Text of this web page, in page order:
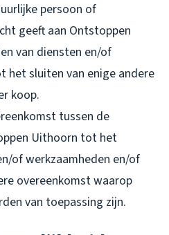
persoon of
geeft aan Ontstoppen
van diensten en/of
het sluiten van enige andere
koop.
tussen de
Uithoorn tot het
of werkzaamheden en/of
overeenkomst waarop
van toepassing zijn.